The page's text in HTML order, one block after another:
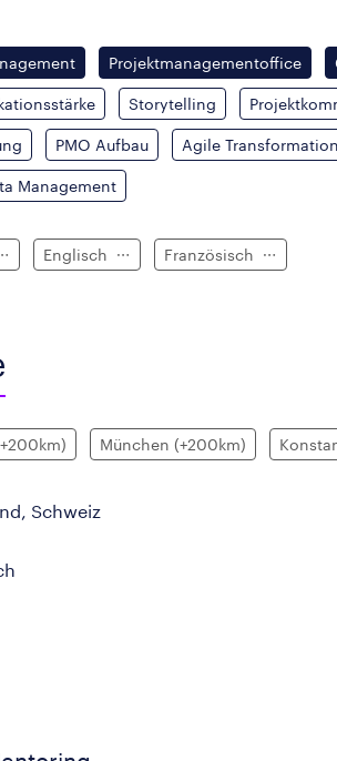
Projektmanagementoffice
Storytelling
PMO Aufbau Agile Transformation
Management
Englisch Französisch
München (+200km)
Schweiz